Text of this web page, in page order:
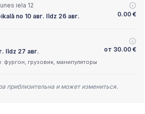
iela 12
no 10 авг. līdz 26 авг.
0.00 €
līdz 27 авг. от 30.00 €
фургон, грузовик, манипуляторы
приблизительна и может измениться.